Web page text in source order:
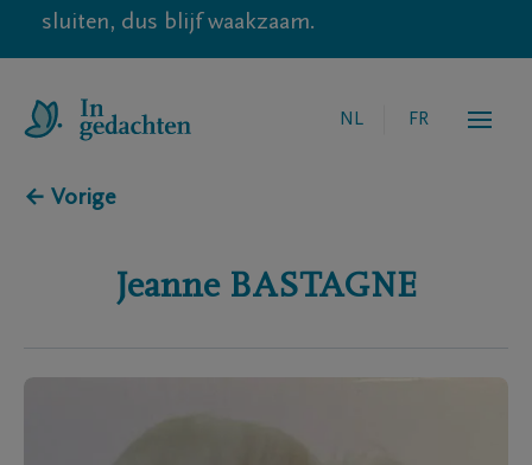
sluiten, dus blijf waakzaam.
NL FR
← Vorige
Jeanne BASTAGNE